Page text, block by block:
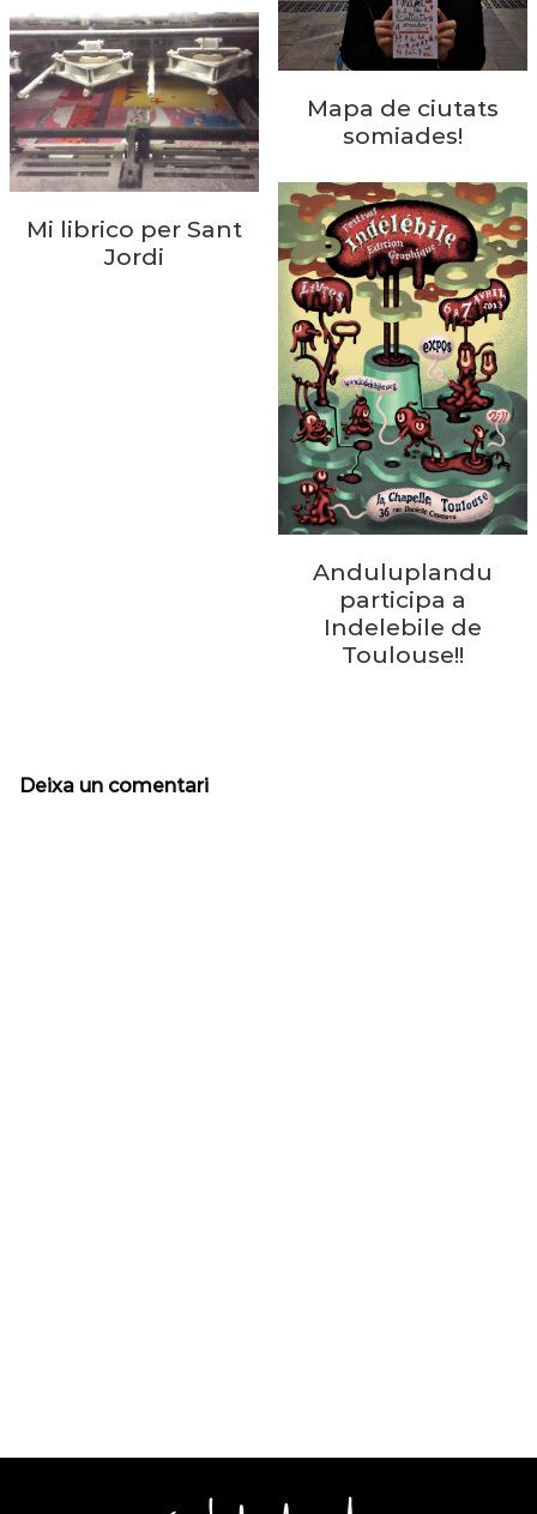
Mapa de ciutats
somiades!
Mi librico per Sant
Jordi
Anduluplandu
participa a
Indelebile de
Toulouse!!
Deixa un comentari